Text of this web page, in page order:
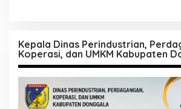
Kepala Dinas Perindustrian,
Koperasi, dan UMKM Kabupaten